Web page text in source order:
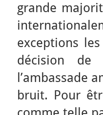
grande
exceptions
décision de
l’ambassade
bruit. Pour